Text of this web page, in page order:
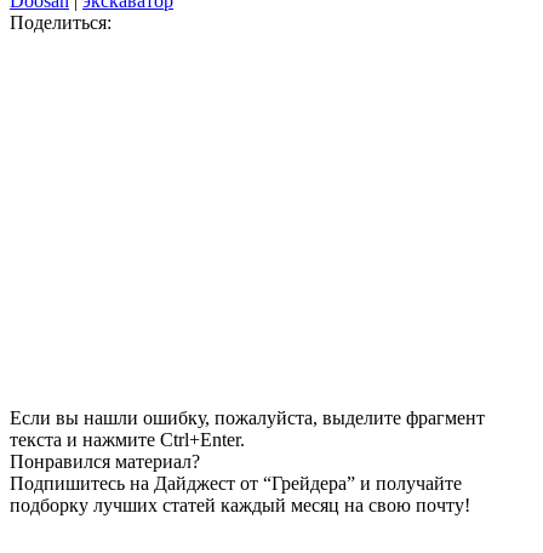
Поделиться:
Если вы нашли ошибку, пожалуйста, выделите фрагмент
текста и нажмите Ctrl+Enter.
Понравился материал?
Подпишитесь на Дайджест от “Грейдера” и получайте
подборку лучших статей каждый месяц на свою почту!